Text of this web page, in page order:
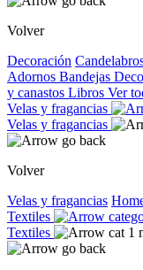
Volver
Decoración
Adornos Bandejas
y canastos Libros Ver
Velas y fragancias
Velas y fragancias
Volver
Velas y fragancias
Textiles
Textiles